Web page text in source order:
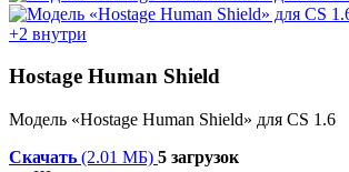
+2 внутри
Hostage Human Shield
Модель «Hostage Human Shield» для CS 1.6
Скачать (2.01 МБ) 5 загрузок